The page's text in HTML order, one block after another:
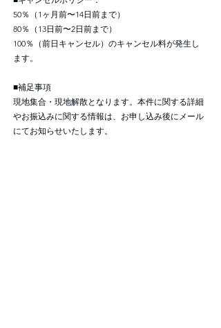
50％（1ヶ月前〜14日前まで）
80％（13日前〜2日前まで）
100％（前日キャンセル）のキャンセル料が発生し
ます。
■補足事項
現地集合・現地解散となります。本件に関する詳細
やお振込みに関する情報は、お申し込み後にメール
にてお知らせいたします。